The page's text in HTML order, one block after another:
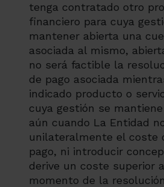
tenga contratado otro
financiero para cuya
mantener abierta una
asociada al mismo,
no será factible la
de pago asociada
indicado producto o
cuya gestión se
aún cuando La Entidad
unilateralmente el coste
pago, ni introducir
derive un coste superior
momento de la